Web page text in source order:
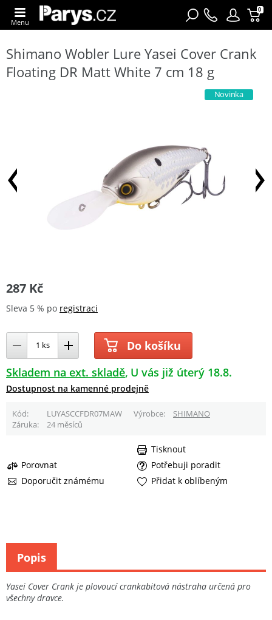
0
Menu
Shimano Wobler Lure Yasei Cover Crank
Floating DR Matt White 7 cm 18 g
Novinka
287 Kč
Sleva 5 % po registraci
Do košíku
Skladem na ext. skladě U vás již úterý 18.8.
Dostupnost na kamenné prodejně
Kód LUYASCCFDR07MAW Výrobce
SHIMANO
Záruka
24 měsíců
Porovnat
Potřebuji poradit
Doporučit známému
Tisknout
Přidat k oblíbeným
Yasei Cover Crank je plovoucí crankabitová nástraha určená pro
všechny dravce.
Popis